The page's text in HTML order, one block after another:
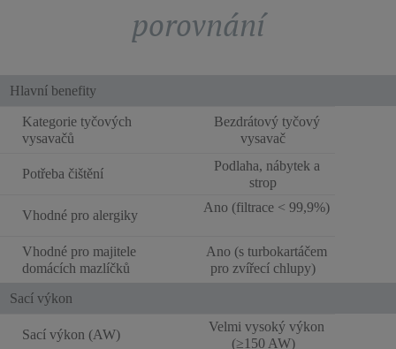
porovnání
Hlavní benefity
Kategorie tyčových
vysavačů
Bezdrátový tyčový
vysavač
Potřeba čištění
Podlaha, nábytek a
strop
Vhodné pro alergiky
Ano (filtrace < 99,9%)
Vhodné pro majitele
domácích mazlíčků
Ano (s turbokartáčem
pro zvířecí chlupy)
Sací výkon
Sací výkon (AW)
Velmi vysoký výkon
(≥150 AW)